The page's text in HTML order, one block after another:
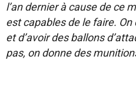
l’an dernier à cause de ce
est capables de le faire.
et d’avoir des ballons
pas, on donne des